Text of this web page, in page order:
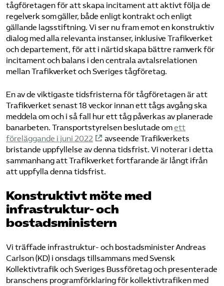
tågföretagen för att skapa incitament att aktivt följa de
regelverk som gäller, både enligt kontrakt och enligt
gällande lagsstiftning. Vi ser nu fram emot en konstruktiv
dialog med alla relevanta instanser, inklusive Trafikverket
och departement, för att i närtid skapa bättre ramverk för
incitament och balans i den centrala avtalsrelationen
mellan Trafikverket och Sveriges tågföretag.
En av de viktigaste tidsfristerna för tågföretagen är att
Trafikverket senast 18 veckor innan ett tågs avgång ska
meddela om och i så fall hur ett tåg påverkas av planerade
banarbeten. Transportstyrelsen beslutade omett
föreläggande i juni 2022
avseende Trafikverkets
bristande uppfyllelse av denna tidsfrist. Vi noterar i detta
sammanhang att Trafikverket fortfarande är långt ifrån
att uppfylla denna tidsfrist.
Konstruktivt möte med
infrastruktur- och
bostadsministern
Vi träffade infrastruktur- och bostadsminister Andreas
Carlson (KD) i onsdags tillsammans med Svensk
Kollektivtrafik och Sveriges Bussföretag och presenterade
branschens programförklaring för kollektivtrafiken med